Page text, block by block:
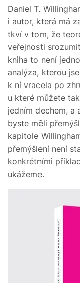
Daniel T.
i autor, která má
tkví v tom, že
veřejnosti
kniha to není
analýza, kterou
k ní vracela po
u které můžete
jedním dechem, a
byste měli
kapitole
přemýšlení není
konkrétními
ukážeme.